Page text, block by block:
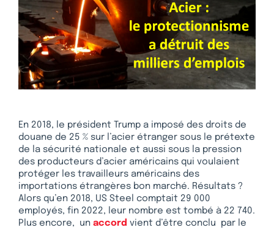
En 2018, le président Trump a imposé des droits de
douane de 25 % sur l’acier étranger sous le prétexte
de la sécurité nationale et aussi sous la pression
des producteurs d’acier américains qui voulaient
protéger les travailleurs américains des
importations étrangères bon marché. Résultats ?
Alors qu’en 2018, US Steel comptait 29 000
employés, fin 2022, leur nombre est tombé à 22 740.
Plus encore, un accord vient d’être conclu par le